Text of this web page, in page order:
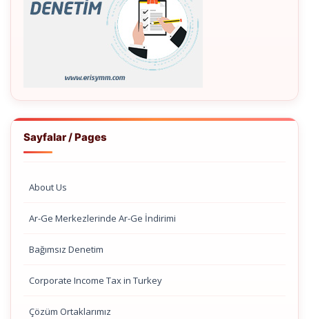
Sayfalar / Pages
About Us
Ar-Ge Merkezlerinde Ar-Ge İndirimi
Bağımsız Denetim
Corporate Income Tax in Turkey
Çözüm Ortaklarımız